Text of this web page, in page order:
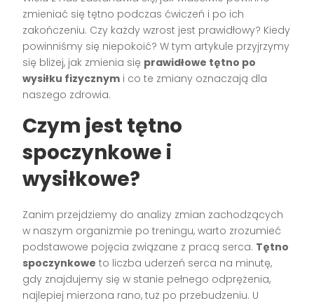
zmieniać się tętno podczas ćwiczeń i po ich
zakończeniu. Czy każdy wzrost jest prawidłowy? Kiedy
powinniśmy się niepokoić? W tym artykule przyjrzymy
się bliżej, jak zmienia się prawidłowe tętno po
wysiłku fizycznym i co te zmiany oznaczają dla
naszego zdrowia.
Czym jest tętno
spoczynkowe i
wysiłkowe?
Zanim przejdziemy do analizy zmian zachodzących
w naszym organizmie po treningu, warto zrozumieć
podstawowe pojęcia związane z pracą serca. Tętno
spoczynkowe to liczba uderzeń serca na minutę,
gdy znajdujemy się w stanie pełnego odprężenia,
najlepiej mierzona rano, tuż po przebudzeniu. U